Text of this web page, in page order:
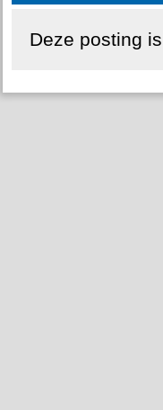
Deze posting is